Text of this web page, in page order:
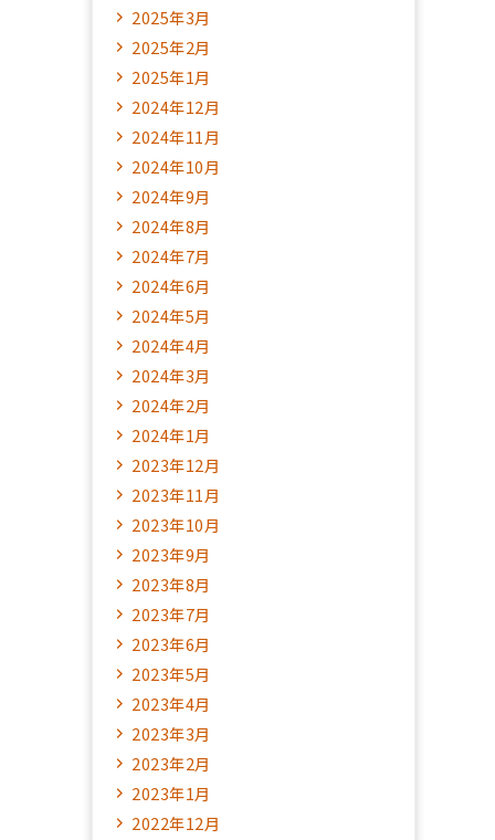
2025年3月
2025年2月
2025年1月
2024年12月
2024年11月
2024年10月
2024年9月
2024年8月
2024年7月
2024年6月
2024年5月
2024年4月
2024年3月
2024年2月
2024年1月
2023年12月
2023年11月
2023年10月
2023年9月
2023年8月
2023年7月
2023年6月
2023年5月
2023年4月
2023年3月
2023年2月
2023年1月
2022年12月